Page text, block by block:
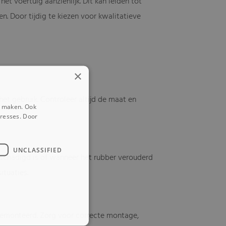
Door tijdig te kiezen voor kwalitatieve
gebruik. Controleer altijd de maat en
is of wanneer het rubber verouderd
Zorg voor correcte montage,
×
Ook
Door
UNCLASSIFIED